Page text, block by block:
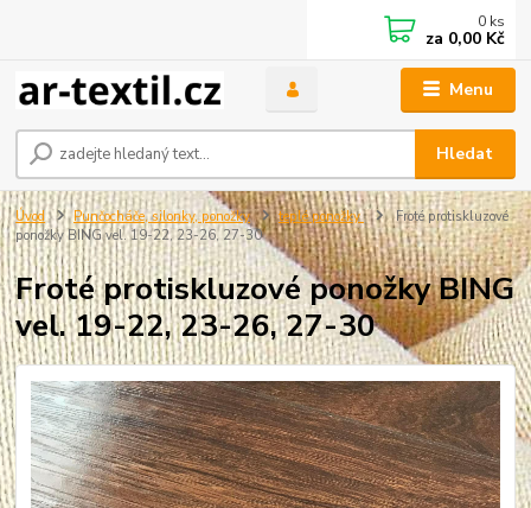
Menu
Hledat
0 ks
za 0,00 Kč
Úvod Punčocháče, silonky, ponožky teplé ponožky
Froté protiskluzové
ponožky BING vel. 19-22, 23-26, 27-30
Froté protiskluzové ponožky BING
vel. 19-22, 23-26, 27-30